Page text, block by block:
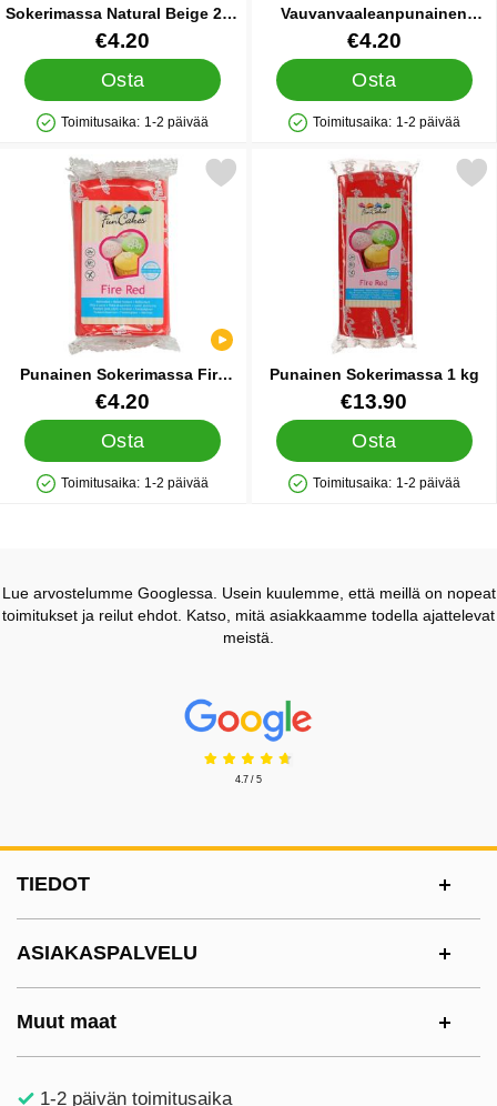
Sokerimassa Natural Beige 250
g
Tuote.nro 16918
€4.20
Osta
Saatavuus: Varastossa
Toimitusaika: 1-2 päivää
Vauvanvaaleanpunainen
Sokerimassa Sweet Pink
Tuote.nro 12556
€4.20
Osta
Saatavuus: Varastossa
Toimitusaika: 1-2 päivää
Punainen Sokerimassa Fire
Red
Tuote.nro 10630
€4.20
Osta
Saatavuus: Varastossa
Toimitusaika: 1-2 päivää
Merkitse punainen Sokerimassa Fire Red suosikiksi
Punainen Sokerimassa 1 kg
Tuote.nro 12549
€13.90
Osta
Saatavuus: Varastossa
Toimitusaika: 1-2 päivää
Merkitse punainen
Lue arvostelumme Googlessa. Usein kuulemme, että meillä on nopeat
toimitukset ja reilut ehdot. Katso, mitä asiakkaamme todella ajattelevat
meistä.
Prisjakt Arvostelu: 4.7 Tähdet
4.7 / 5
TIEDOT
ASIAKASPALVELU
Muut maat
1-2 päivän toimitusaika